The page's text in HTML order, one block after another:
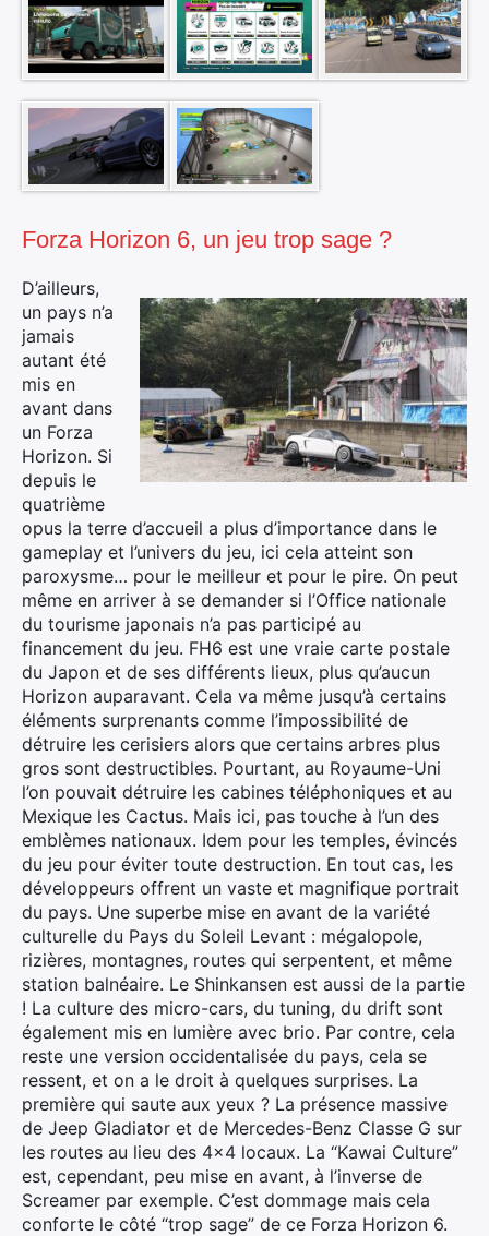
Forza Horizon 6, un jeu trop sage ?
D’ailleurs,
un pays n’a
jamais
autant été
mis en
avant dans
un Forza
Horizon. Si
depuis le
quatrième
opus la terre d’accueil a plus d’importance dans le
gameplay et l’univers du jeu, ici cela atteint son
paroxysme… pour le meilleur et pour le pire. On peut
même en arriver à se demander si l’Office nationale
du tourisme japonais n’a pas participé au
financement du jeu. FH6 est une vraie carte postale
du Japon et de ses différents lieux, plus qu’aucun
Horizon auparavant. Cela va même jusqu’à certains
éléments surprenants comme l’impossibilité de
détruire les cerisiers alors que certains arbres plus
gros sont destructibles. Pourtant, au Royaume-Uni
l’on pouvait détruire les cabines téléphoniques et au
Mexique les Cactus. Mais ici, pas touche à l’un des
emblèmes nationaux. Idem pour les temples, évincés
du jeu pour éviter toute destruction. En tout cas, les
développeurs offrent un vaste et magnifique portrait
du pays. Une superbe mise en avant de la variété
culturelle du Pays du Soleil Levant : mégalopole,
rizières, montagnes, routes qui serpentent, et même
station balnéaire. Le Shinkansen est aussi de la partie
! La culture des micro-cars, du tuning, du drift sont
également mis en lumière avec brio. Par contre, cela
reste une version occidentalisée du pays, cela se
ressent, et on a le droit à quelques surprises. La
première qui saute aux yeux ? La présence massive
de Jeep Gladiator et de Mercedes-Benz Classe G sur
les routes au lieu des 4×4 locaux. La “Kawai Culture”
est, cependant, peu mise en avant, à l’inverse de
Screamer par exemple. C’est dommage mais cela
conforte le côté “trop sage” de ce Forza Horizon 6.